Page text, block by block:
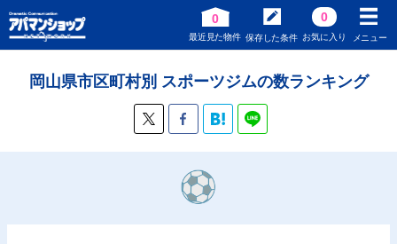
0
最近見た物件 保存した条件
0
お気に入り メニュー
岡山県市区町村別 スポーツジムの数ランキング